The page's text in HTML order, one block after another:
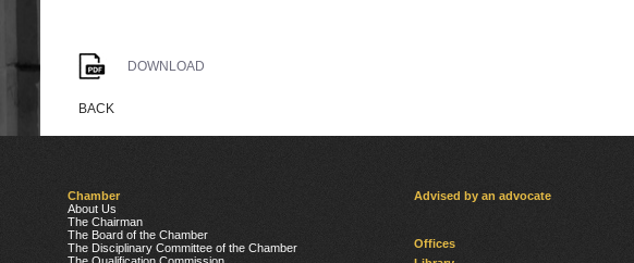
DOWNLOAD
BACK
Chamber
About Us
The Chairman
The Board of the Chamber
The Disciplinary Committee of the Chamber
Advised by an advocate
Offices